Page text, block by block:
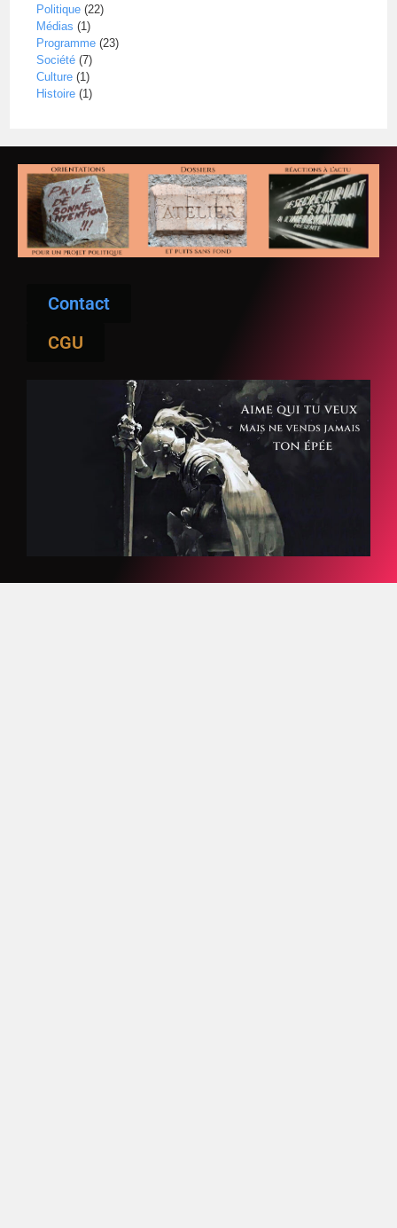
Politique (22)
Médias (1)
Programme (23)
Société (7)
Culture (1)
Histoire (1)
Contact
CGU